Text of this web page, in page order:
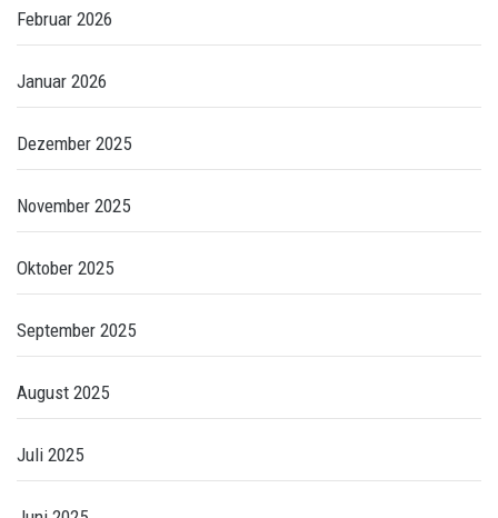
Februar 2026
Januar 2026
Dezember 2025
November 2025
Oktober 2025
September 2025
August 2025
Juli 2025